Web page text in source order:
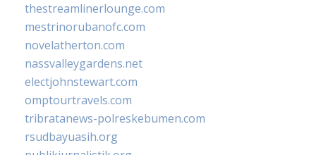
thestreamlinerlounge.com
mestrinorubanofc.com
novelatherton.com
nassvalleygardens.net
electjohnstewart.com
omptourtravels.com
tribratanews-polreskebumen.com
rsudbayuasih.org